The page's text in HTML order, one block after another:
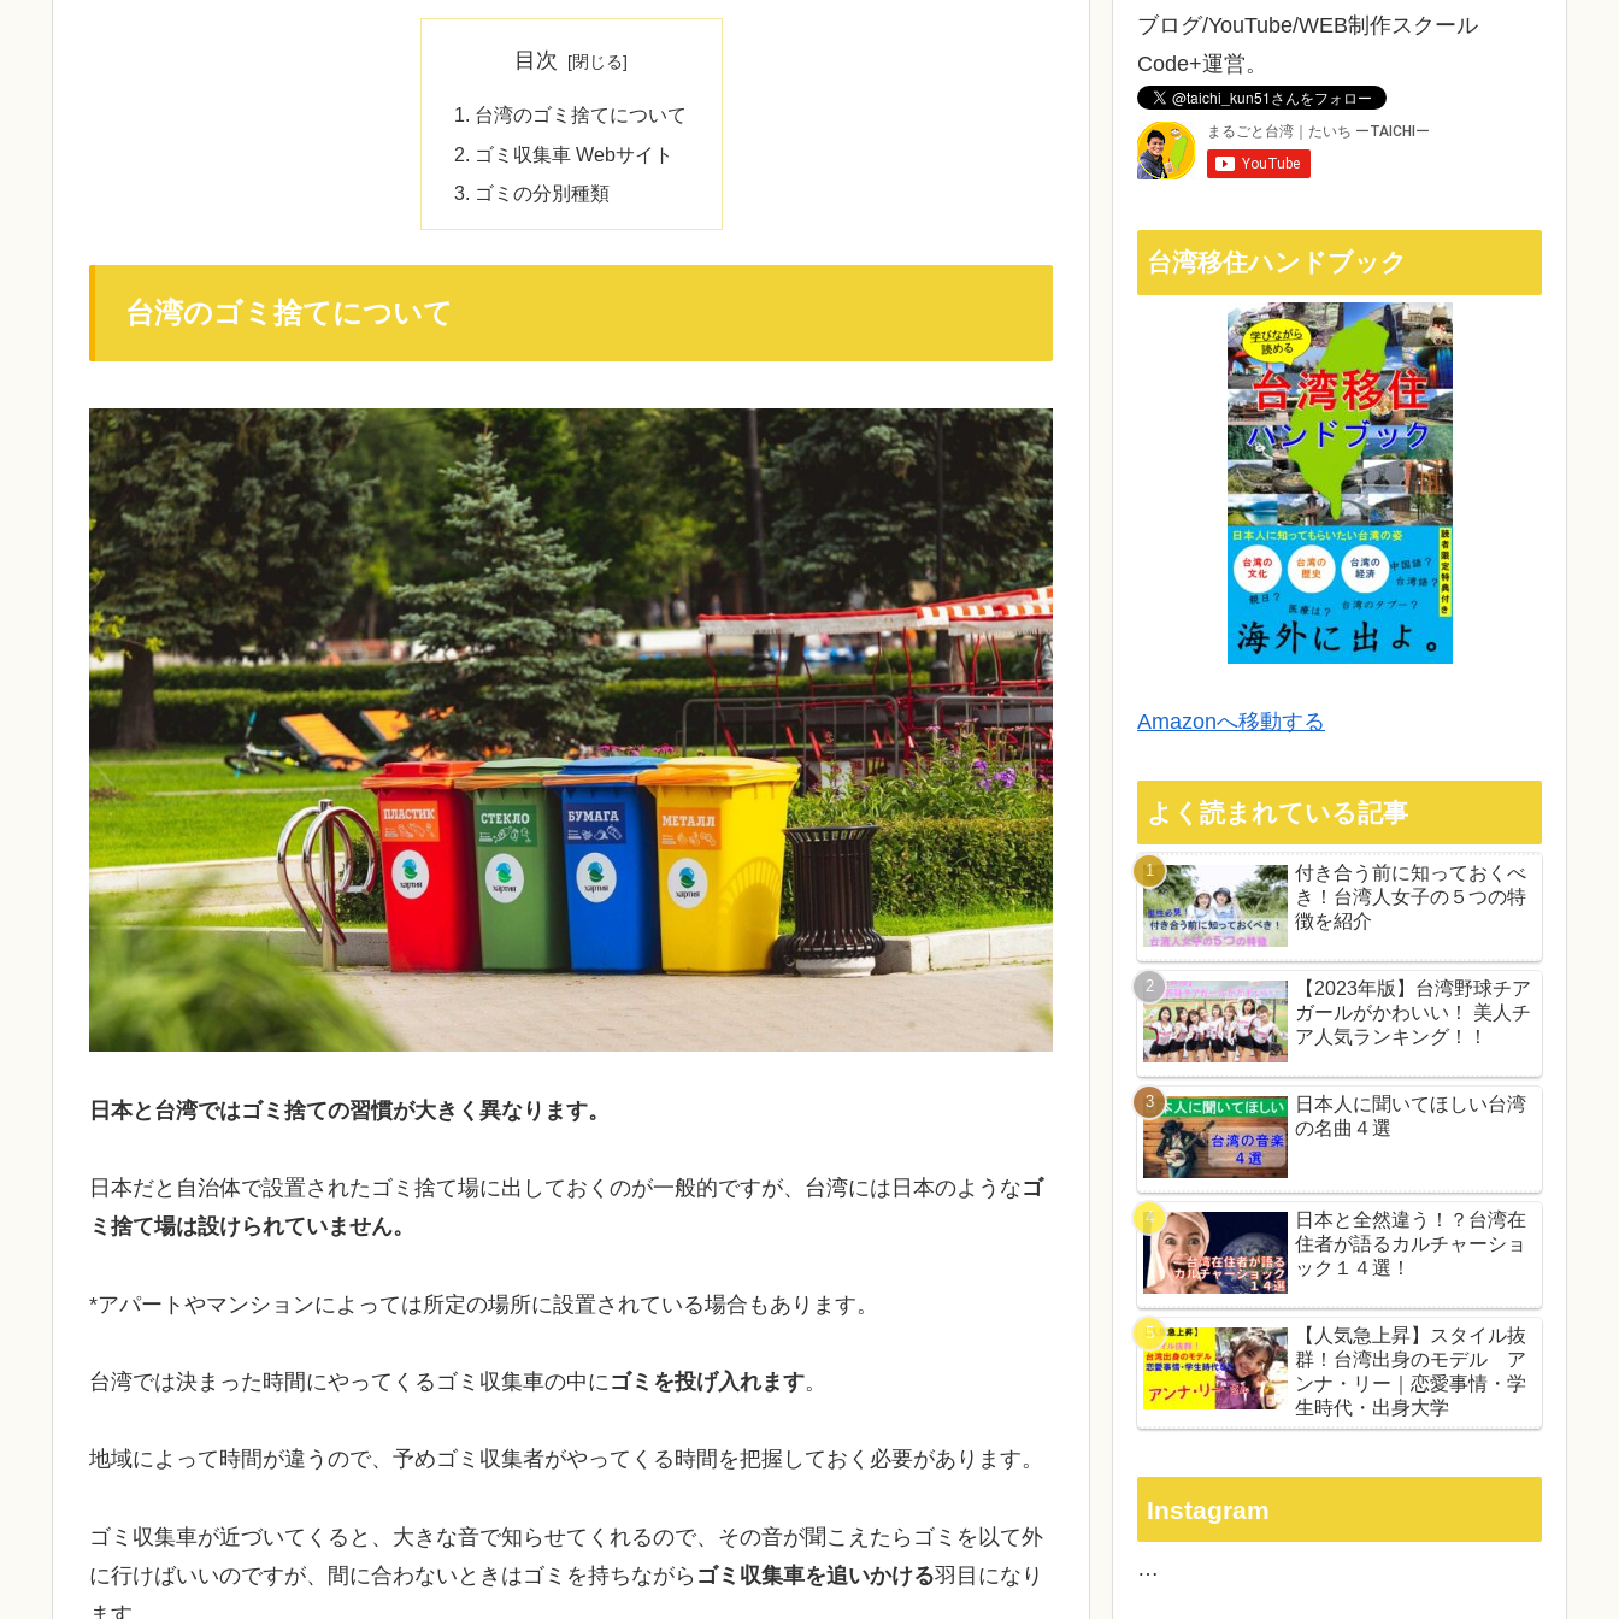
目次
台湾のゴミ捨てについて
ゴミ収集車 Webサイト
ゴミの分別種類
台湾のゴミ捨てについて
日本と台湾ではゴミ捨ての習慣が大きく異なります。
日本だと自治体で設置されたゴミ捨て場に出しておくのが一般的ですが、台湾には日本のようなゴ
ミ捨て場は設けられていません。
*アパートやマンションによっては所定の場所に設置されている場合もあります。
台湾では決まった時間にやってくるゴミ収集車の中に ゴミを投げ入れます。
地域によって時間が違うので、予めゴミ収集者がやってくる時間を把握しておく必要があります。
ゴミ収集車が近づいてくると、大きな音で知らせてくれるので、その音が聞こえたらゴミを以て外
に行けばいいのですが、間に合わないときはゴミを持ちながら ゴミ収集車を追いかける羽目になり
ます。
ブログ/YouTube/WEB制作スクール
Code+運営。
台湾移住ハンドブック
Amazonへ移動する
よく読まれている記事
付き合う前に知っておくべ
き！台湾人女子の５つの特
徴を紹介
【2023年版】台湾野球チア
ガールがかわいい！ 美人チ
ア人気ランキング！！
日本人に聞いてほしい台湾
の名曲４選
日本と全然違う！？台湾在
住者が語るカルチャーショ
ック１４選！
【人気急上昇】スタイル抜
群！台湾出身のモデル ア
ンナ・リー｜恋愛事情・学
生時代・出身大学
Instagram
…